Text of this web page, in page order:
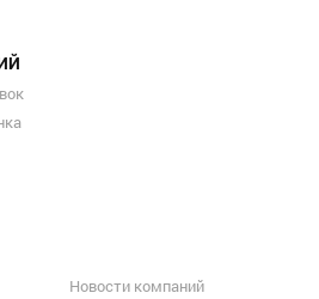
Новости компаний